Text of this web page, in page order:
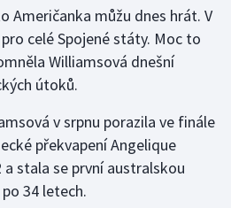
Američanka můžu dnes hrát. V
celé Spojené státy. Moc to
Williamsová dnešní
útoků.
v srpnu porazila ve finále
překvapení Angelique
a stala se první australskou
34 letech.